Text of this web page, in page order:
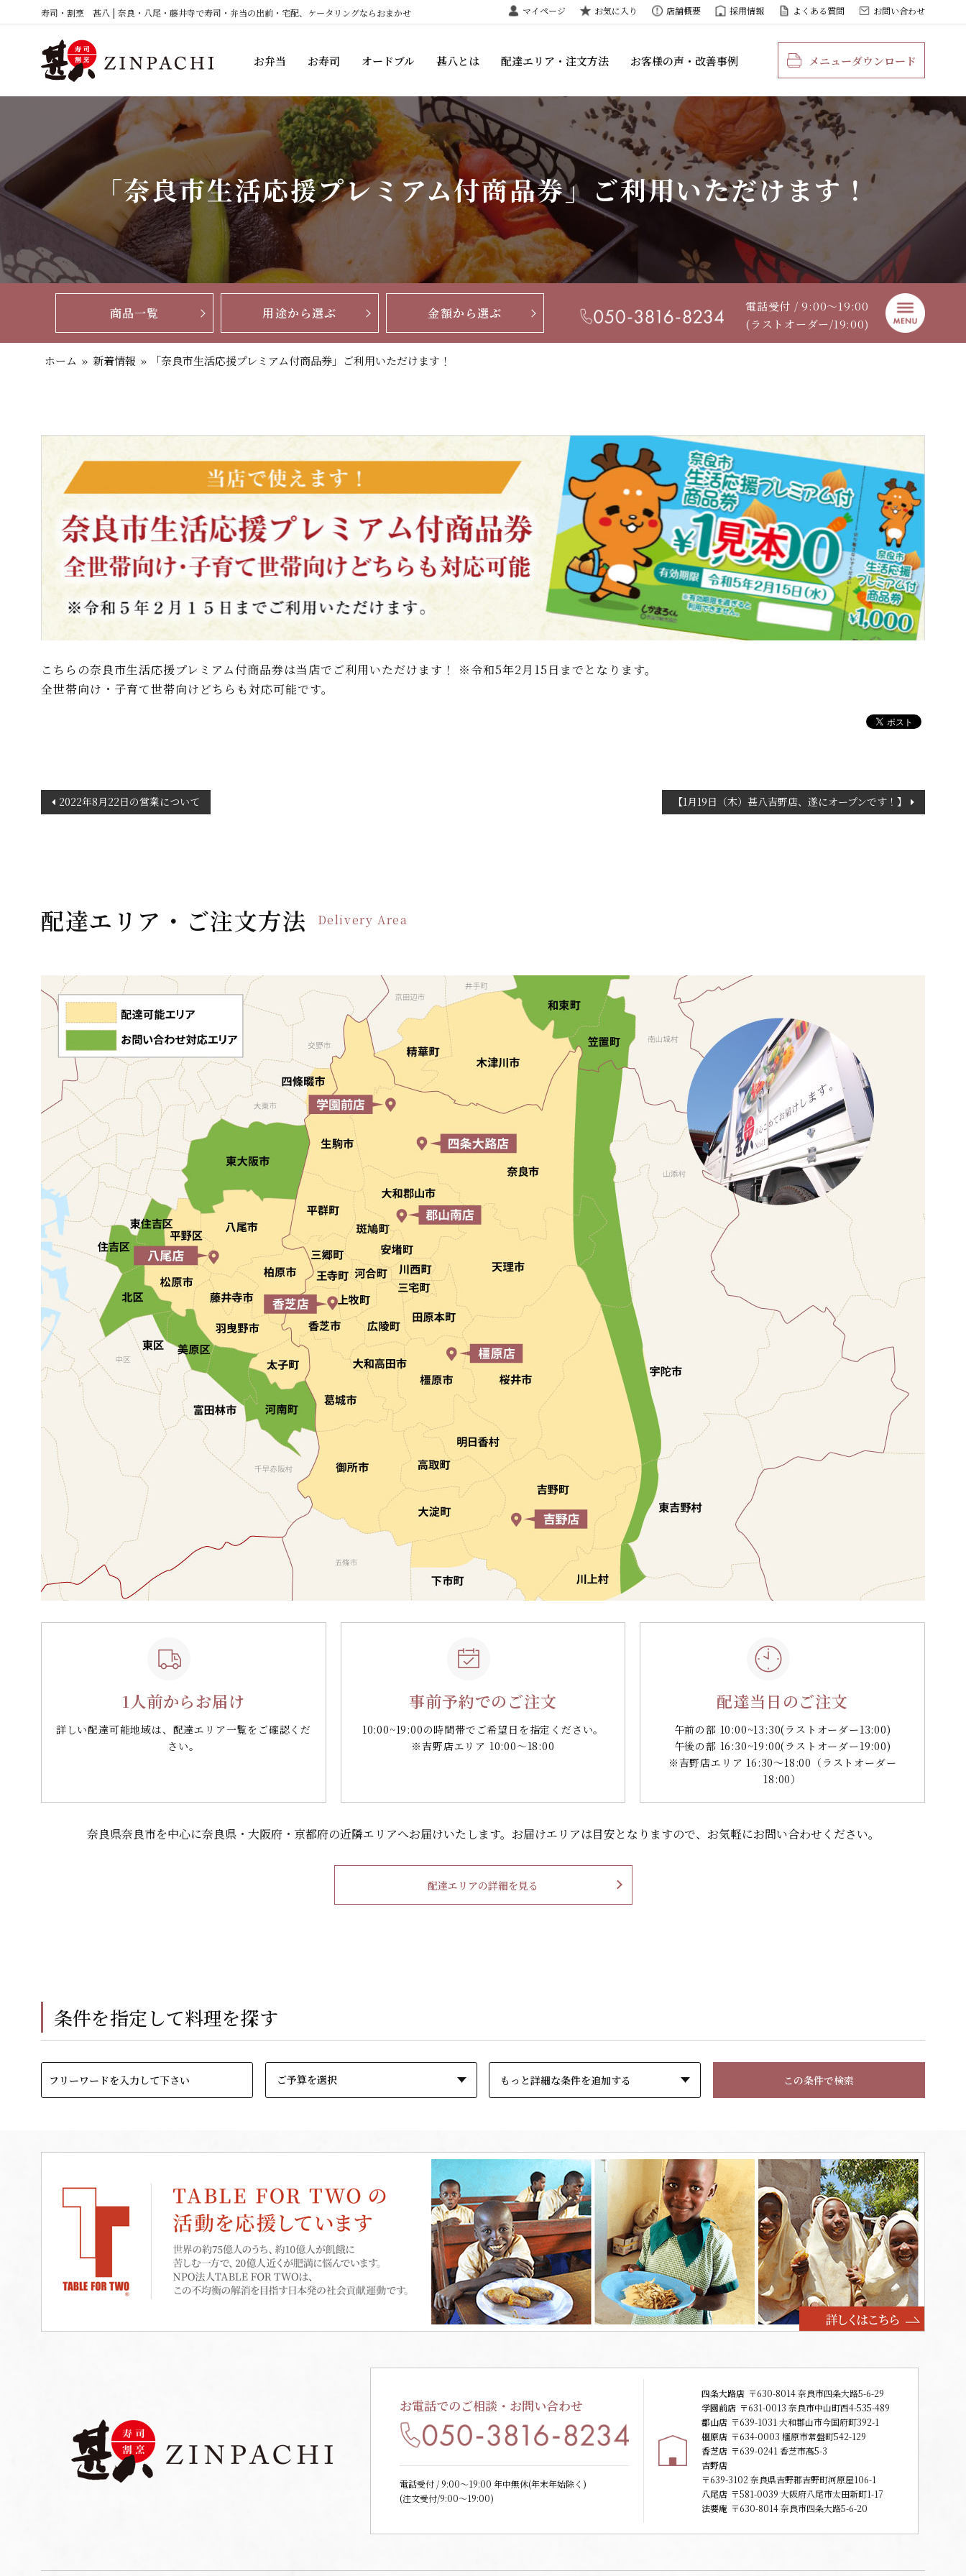
ン
プ
寿司・割烹 甚八 | 奈良・八尾・藤井寺で寿司・弁当の出前・宅配、ケータリングならおまかせ マイページ お気に入り 店舗概要 採用情報 よくある質問 お問い合わせ
お弁当 お寿司 オードブル 甚八とは 配達エリア・注文方法 お客様の声・改善事例 メニューダウンロード
「奈良市生活応援プレミアム付商品券」ご利用いただけます！
商品一覧 用途から選ぶ 金額から選ぶ
電話受付 / 9:00〜19:00
(ラストオーダー/19:00)
ホーム » 新着情報 » 「奈良市生活応援プレミアム付商品券」ご利用いただけます！
こちらの奈良市生活応援プレミアム付商品券は当店でご利用いただけます！ ※令和5年2月15日までとなります。
全世帯向け・子育て世帯向けどちらも対応可能です。
稿
シ
ョ
2022年8月22日の営業について 【1月19日（木）甚八吉野店、遂にオープンです！】
配達エリア・ご注文方法 Delivery Area
1人前からお届け
詳しい配達可能地域は、配達エリア一覧をご確認くだ
さい。
事前予約でのご注文
10:00~19:00の時間帯で ご希望日を指定ください。
※吉野店エリア 10:00～18:00
配達当日のご注文
午前の部 10:00~13:30(ラストオーダー13:00)
午後の部 16:30~19:00(ラストオーダー19:00)
※吉野店エリア 16:30～18:00（ラストオーダー
18:00）
奈良県奈良市を中心に奈良県・大阪府・京都府の近隣エリアへお届けいたします。 お届けエリアは目安となりますので、 お気軽にお問い合わせください。
配達エリアの詳細を見る
条件を指定して料理を探す
もっと詳細な条件を追加する この条件で検索
お電話でのご相談・お問い合わせ
電話受付 / 9:00〜19:00 年中無休(年末年始除く)
(注文受付/9:00～19:00)
四条大路店 〒630-8014 奈良市四条大路5-6-29
学園前店 〒631-0013 奈良市中山町西4-535-489
郡山店 〒639-1031 大和郡山市今国府町392-1
橿原店 〒634-0003 橿原市常盤町542-129
香芝店 〒639-0241 香芝市高5-3
吉野店
〒639-3102 奈良県吉野郡吉野町河原屋106-1
八尾店 〒581-0039 大阪府八尾市太田新町1-17
法要庵 〒630-8014 奈良市四条大路5-6-20